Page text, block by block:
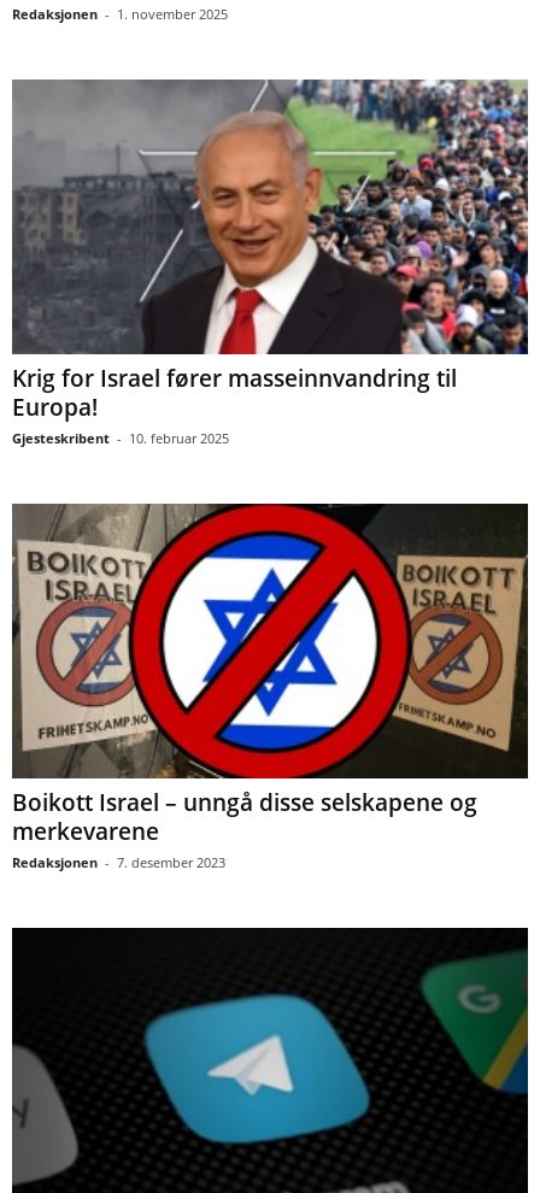
Redaksjonen - 1. november 2025
Krig for Israel fører masseinnvandring til
Europa!
Gjesteskribent - 10. februar 2025
Boikott Israel – unngå disse selskapene og
merkevarene
Redaksjonen - 7. desember 2023